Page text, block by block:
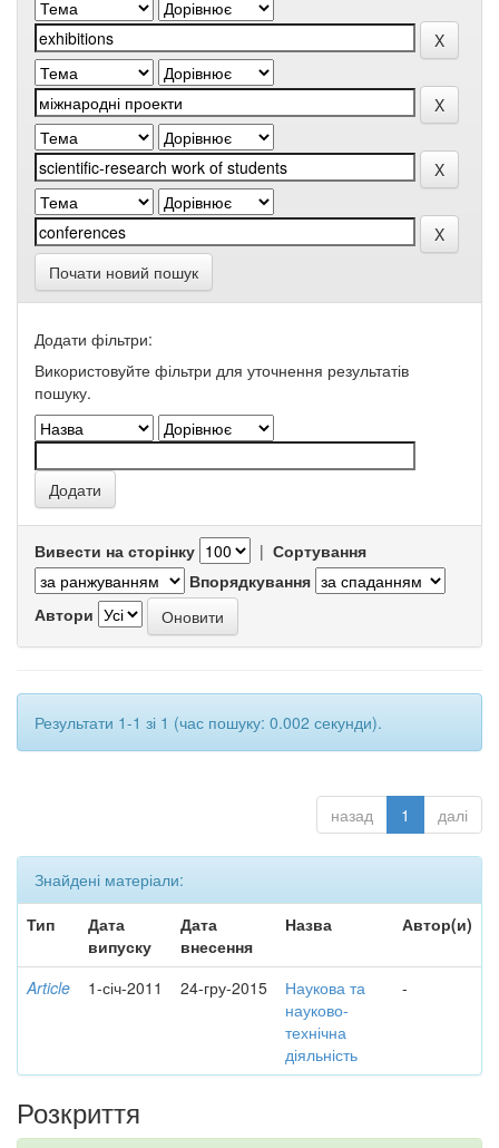
Почати новий пошук
Додати фільтри:
Використовуйте фільтри для уточнення результатів
пошуку.
Вивести на сторінку | Сортування
Впорядкування
Автори
Результати 1-1 зі 1 (час пошуку: 0.002 секунди).
назад 1 далі
Знайдені матеріали:
Тип
Дата
випуску
Дата
внесення
Назва Автор(и)
Article 1-січ-2011 24-гру-2015
Наукова та
науково-
технічна
діяльність
-
Розкриття